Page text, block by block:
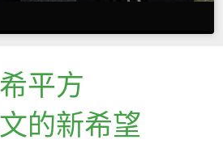
希平方
的新希望